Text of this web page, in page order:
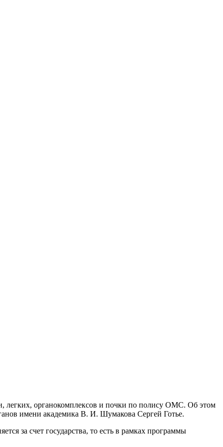
легких, органокомплексов и почки по полису ОМС. Об этом
имени академика В. И. Шумакова Сергей Готье.
за счет государства, то есть в рамках программы